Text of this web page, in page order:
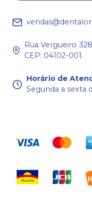
Rua Vergueiro
CEP: 04102-001.
Horário de
Segunda a sexta